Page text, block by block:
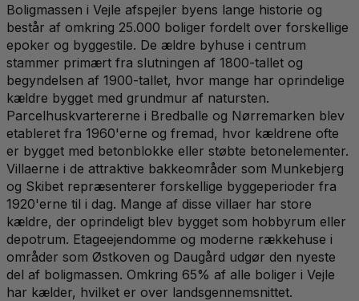
Boligmassen i Vejle afspejler byens lange historie og
består af omkring 25.000 boliger fordelt over forskellige
epoker og byggestile. De ældre byhuse i centrum
stammer primært fra slutningen af 1800-tallet og
begyndelsen af 1900-tallet, hvor mange har oprindelige
kældre bygget med grundmur af natursten.
Parcelhuskvartererne i Bredballe og Nørremarken blev
etableret fra 1960'erne og fremad, hvor kældrene ofte
er bygget med betonblokke eller støbte betonelementer.
Villaerne i de attraktive bakkeområder som Munkebjerg
og Skibet repræsenterer forskellige byggeperioder fra
1920'erne til i dag. Mange af disse villaer har store
kældre, der oprindeligt blev bygget som hobbyrum eller
depotrum. Etageejendomme og moderne rækkehuse i
områder som Østkoven og Daugård udgør den nyeste
del af boligmassen. Omkring 65% af alle boliger i Vejle
har kælder, hvilket er over landsgennemsnittet.